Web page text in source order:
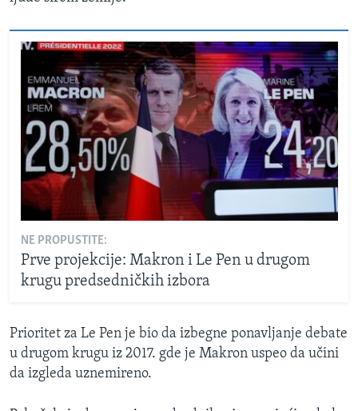
NE PROPUSTITE:
Prve projekcije: Makron i Le Pen u drugom
krugu predsedničkih izbora
Prioritet za Le Pen je bio da izbegne ponavljanje debate
u drugom krugu iz 2017. gde je Makron uspeo da učini
da izgleda uznemireno.